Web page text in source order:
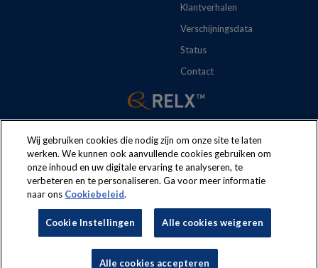
Klantverhalen
Verschijningsdata
Status
Contact
The following regulations apply to the use of this website:
and conditions
Security
Cookie Instellingen
Nextens® is a brand ofLexisNexis® Risk Solutions
Wij gebruiken cookies die nodig zijn om onze site te laten
werken. We kunnen ook aanvullende cookies gebruiken om
onze inhoud en uw digitale ervaring te analyseren, te
verbeteren en te personaliseren. Ga voor meer informatie
naar ons Cookiebeleid.
Cookie Instellingen Alle cookies weigeren
Alle cookies accepteren